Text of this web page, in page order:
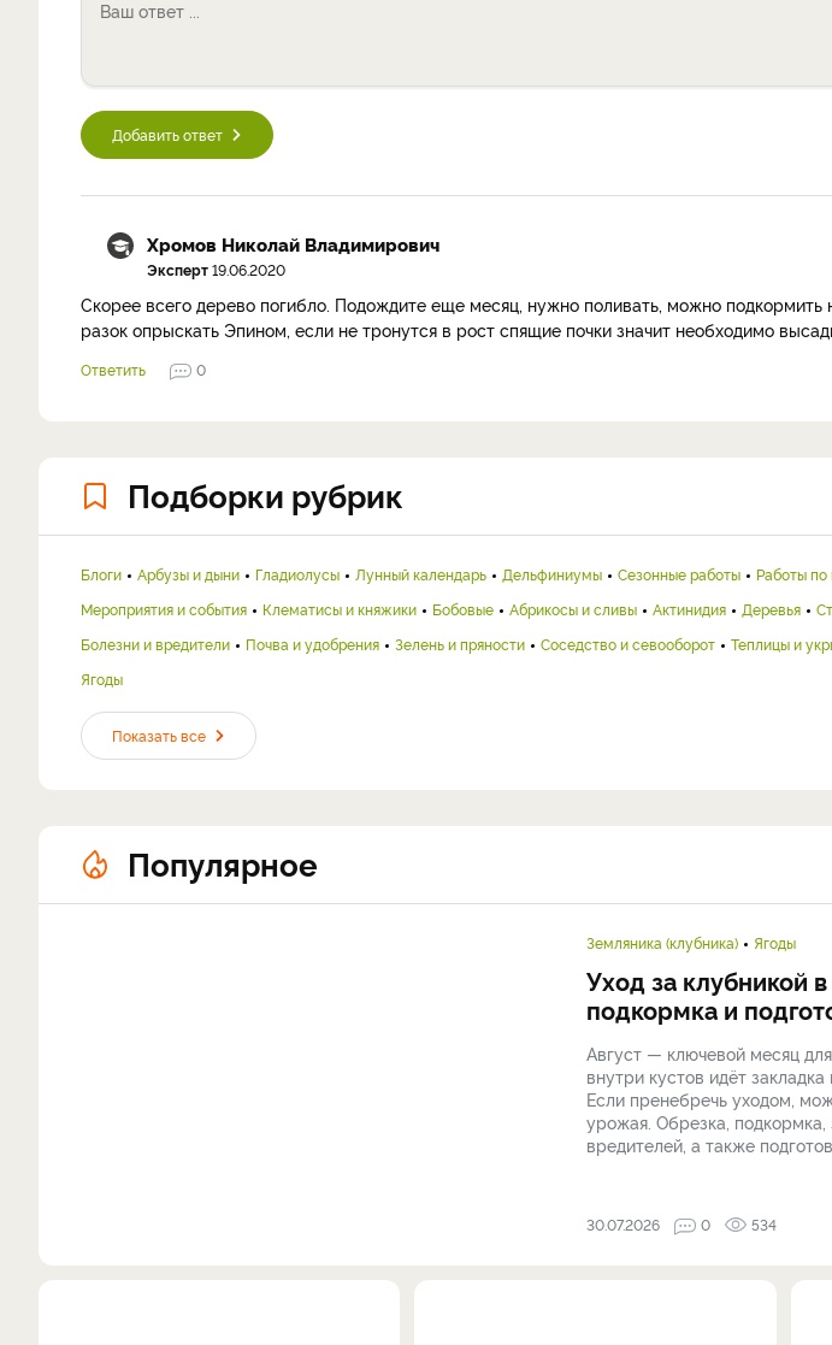
Добавить ответ
Хромов Николай Владимирович
Эксперт19.06.2020
Скорее всего дерево погибло. Подождите еще месяц, нужно поливать, можно
разок опрыскать Эпином, если не тронутся в рост спящие почки значит необходимо
Ответить 0
Подборки рубрик
Блоги Арбузы и дыни Гладиолусы Лунный календарь Дельфиниумы Сезонные работы Работы
Мероприятия и события
Клематисы и княжики Бобовые Абрикосы и сливы Актинидия Деревья
Болезни и вредители
Почва и удобрения Зелень и пряности Соседство и севооборот Теплицы и
Ягоды
Показать все
Популярное
Земляника (клубника) Ягоды
Уход за клубникой
подкормка и
Август — ключевой месяц
внутри кустов идёт
Если пренебречь уходом,
урожая. Обрезка,
вредителей, а также
30.07.2026 0 534